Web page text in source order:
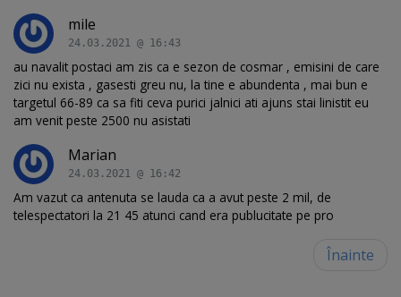
mile
24.03.2021 @ 16:43
au navalit postaci am zis ca e sezon de cosmar , emisini de care
zici nu exista , gasesti greu nu, la tine e abundenta , mai bun e
targetul 66-89 ca sa fiti ceva purici jalnici ati ajuns stai linistit eu
am venit peste 2500 nu asistati
Marian
24.03.2021 @ 16:42
Am vazut ca antenuta se lauda ca a avut peste 2 mil, de
telespectatori la 21 45 atunci cand era publucitate pe pro
Înainte